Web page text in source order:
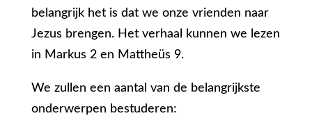
belangrijk het is dat we onze vrienden naar
Jezus brengen. Het verhaal kunnen we lezen
in Markus 2 en Mattheüs 9.
We zullen een aantal van de belangrijkste
onderwerpen bestuderen: